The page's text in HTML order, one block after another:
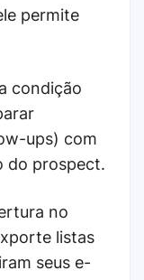
permite
condição
ups) com
do prospect.
no
listas
seus e-